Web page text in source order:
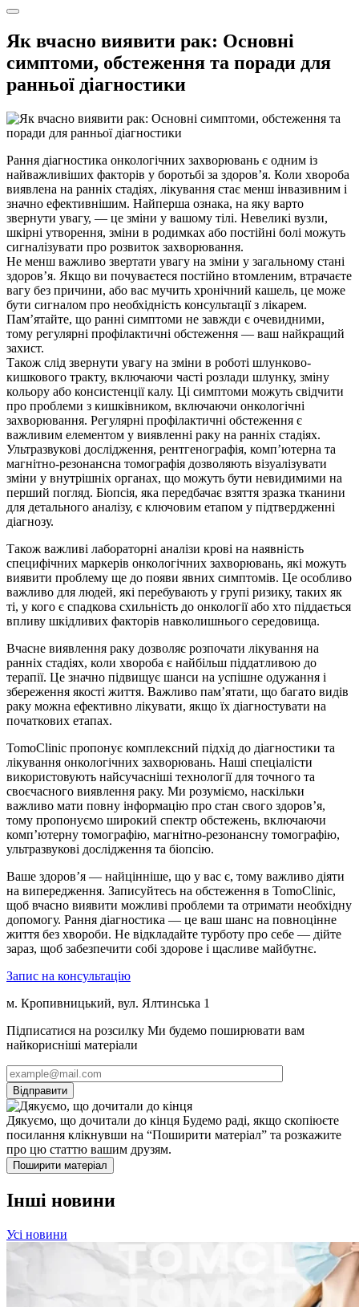
Як вчасно виявити рак: Основні
симптоми, обстеження та поради для
ранньої діагностики
Рання діагностика онкологічних захворювань є одним із
найважливіших факторів у боротьбі за здоров’я. Коли хвороба
виявлена на ранніх стадіях, лікування стає менш інвазивним і
значно ефективнішим. Найперша ознака, на яку варто
звернути увагу, — це зміни у вашому тілі. Невеликі вузли,
шкірні утворення, зміни в родимках або постійні болі можуть
сигналізувати про розвиток захворювання.
Не менш важливо звертати увагу на зміни у загальному стані
здоров’я. Якщо ви почуваєтеся постійно втомленим, втрачаєте
вагу без причини, або вас мучить хронічний кашель, це може
бути сигналом про необхідність консультації з лікарем.
Пам’ятайте, що ранні симптоми не завжди є очевидними,
тому регулярні профілактичні обстеження — ваш найкращий
захист.
Також слід звернути увагу на зміни в роботі шлунково-
кишкового тракту, включаючи часті розлади шлунку, зміну
кольору або консистенції калу. Ці симптоми можуть свідчити
про проблеми з кишківником, включаючи онкологічні
захворювання. Регулярні профілактичні обстеження є
важливим елементом у виявленні раку на ранніх стадіях.
Ультразвукові дослідження, рентгенографія, комп’ютерна та
магнітно-резонансна томографія дозволяють візуалізувати
зміни у внутрішніх органах, що можуть бути невидимими на
перший погляд. Біопсія, яка передбачає взяття зразка тканини
для детального аналізу, є ключовим етапом у підтвердженні
діагнозу.
Також важливі лабораторні аналізи крові на наявність
специфічних маркерів онкологічних захворювань, які можуть
виявити проблему ще до появи явних симптомів. Це особливо
важливо для людей, які перебувають у групі ризику, таких як
ті, у кого є спадкова схильність до онкології або хто піддається
впливу шкідливих факторів навколишнього середовища.
Вчасне виявлення раку дозволяє розпочати лікування на
ранніх стадіях, коли хвороба є найбільш піддатливою до
терапії. Це значно підвищує шанси на успішне одужання і
збереження якості життя. Важливо пам’ятати, що багато видів
раку можна ефективно лікувати, якщо їх діагностувати на
початкових етапах.
TomoClinic пропонує комплексний підхід до діагностики та
лікування онкологічних захворювань. Наші спеціалісти
використовують найсучасніші технології для точного та
своєчасного виявлення раку. Ми розуміємо, наскільки
важливо мати повну інформацію про стан свого здоров’я,
тому пропонуємо широкий спектр обстежень, включаючи
комп’ютерну томографію, магнітно-резонансну томографію,
ультразвукові дослідження та біопсію.
Ваше здоров’я — найцінніше, що у вас є, тому важливо діяти
на випередження. Записуйтесь на обстеження в TomoClinic,
щоб вчасно виявити можливі проблеми та отримати необхідну
допомогу. Рання діагностика — це ваш шанс на повноцінне
життя без хвороби. Не відкладайте турботу про себе — дійте
зараз, щоб забезпечити собі здорове і щасливе майбутнє.
Запис на консультацію
м. Кропивницький, вул. Ялтинська 1
Підписатися на розсилку Ми будемо поширювати вам
найкорисніші матеріали
Дякуємо, що дочитали до кінця Будемо раді, якщо скопіюєте
посилання клікнувши на “Поширити матеріал” та розкажите
про цю статтю вашим друзям.
Поширити матеріал
Інші новини
Усі новини